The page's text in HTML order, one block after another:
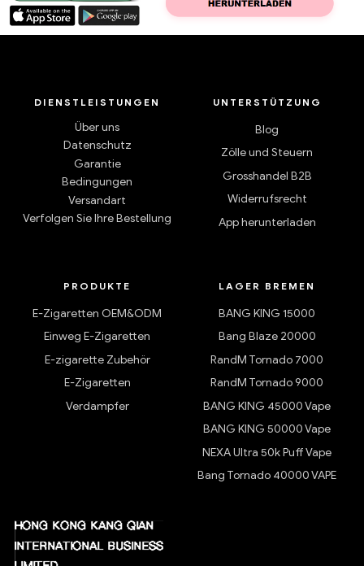
DIENSTLEISTUNGEN
Über uns
Datenschutz
Garantie
Bedingungen
Versandart
Verfolgen Sie Ihre Bestellung
UNTERSTÜTZUNG
Blog
Zölle und Steuern
Grosshandel B2B
Widerrufsrecht
App herunterladen
PRODUKTE
E-Zigaretten OEM&ODM
Einweg E-Zigaretten
E-zigarette Zubehör
E-Zigaretten
Verdampfer
LAGER BREMEN
BANG KING 15000
Bang Blaze 20000
RandM Tornado 7000
RandM Tornado 9000
BANG KING 45000 Vape
BANG KING 50000 Vape
NEXA Ultra 50k Puff Vape
Bang Tornado 40000 VAPE